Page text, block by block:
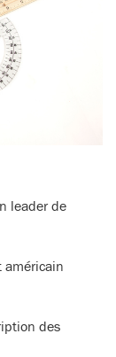
leader de
américain
des